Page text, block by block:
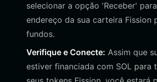
selecionar a opção 'Receber'
endereço da sua carteira Fission
fundos.
Verifique e Conecte: Assim que
estiver financiada com SOL para